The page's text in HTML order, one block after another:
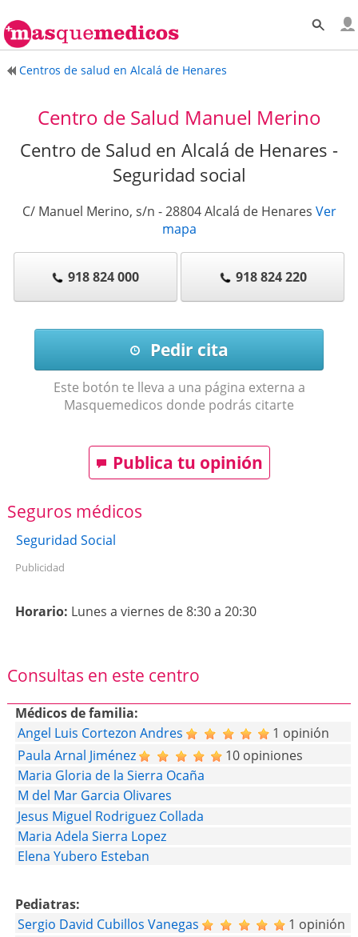
Centros de salud en Alcalá de Henares
Centro de Salud Manuel Merino
Centro de Salud en Alcalá de Henares -
Seguridad social
C/ Manuel Merino, s/n -28804 Alcalá de Henares Ver
mapa
918 824 000 918 824 220
Pedir cita
Este botón te lleva a una página externa a
Masquemedicos donde podrás citarte
Publica tu opinión
Seguros médicos
Seguridad Social
Publicidad
Horario: Lunes a viernes de 8:30 a 20:30
Consultas en este centro
Médicos de familia:
Angel Luis Cortezon Andres
1 opinión
Paula Arnal Jiménez
10 opiniones
Maria Gloria de la Sierra Ocaña
M del Mar Garcia Olivares
Jesus Miguel Rodriguez Collada
Maria Adela Sierra Lopez
Elena Yubero Esteban
Pediatras:
Sergio David Cubillos Vanegas
1 opinión